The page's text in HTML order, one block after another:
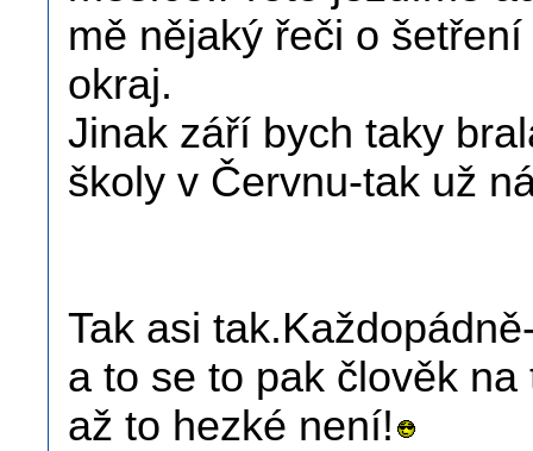
mě nějaký řeči o
okraj.
Jinak září bych taky
školy v Červnu-tak už
Tak asi
a to se to pak člověk
až to hezké není!